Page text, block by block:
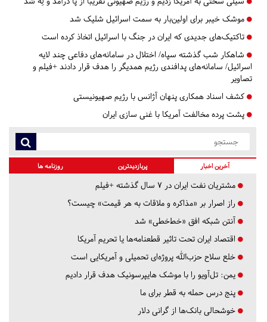
موشک خیبر برای اولین‌بار به سمت اسرائیل شلیک شد
تاکتیک‌های جدیدی که ایران در جنگ با اسرائیل اتخاذ کرده است
شاهکار شب گذشته سپاه/ اختلال در سامانه‌های دفاعی چند لایه
اسرائیل/ سامانه‌های پدافندی رژیم همدیگر را هدف قرار دادند +فیلم و
تصاویر
کشف اسناد همکاری پنهان آژانس با رژیم صهیونیستی
پشت پرده مخالفت آمریکا با غنی سازی ایران
آخرین اخبار پربازدیدترین روزنامه ها
مشتریان نفت ایران در ۷ سال گذشته +فیلم
راز اصرار بر «مذاکره و ملاقات به هر قیمت» چیست؟
آنتن شبکه افق «خط‌خطی» شد
اقتصاد ایران تحت تاثیر قطعنامه‌ها یا تحریم‌ آمریکا
خلع سلاح حزب‌الله پروژه‌ای تحمیلی و آمریکایی است
یمن: تل‌آویو را با موشک هایپرسونیک هدف قرار دادیم
پنج درس‌ حمله به قطر برای ما
خوشحالی بانک‌ها از گرانی دلار